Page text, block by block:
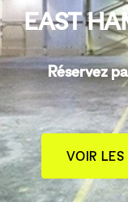
EAST
Réservez
VOIR